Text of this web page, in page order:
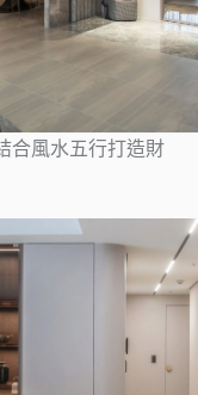
合風水五行打造財